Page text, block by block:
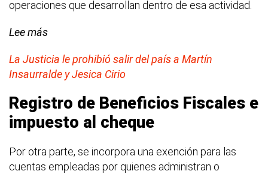
operaciones que desarrollan dentro de esa actividad.
Lee más
La Justicia le prohibió salir del país a Martín
Insaurralde y Jesica Cirio
Registro de Beneficios Fiscales e
impuesto al cheque
Por otra parte, se incorpora una exención para las
cuentas empleadas por quienes administran o